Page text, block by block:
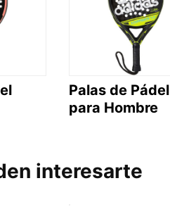
Palas de Pádel
para Hombre
interesarte